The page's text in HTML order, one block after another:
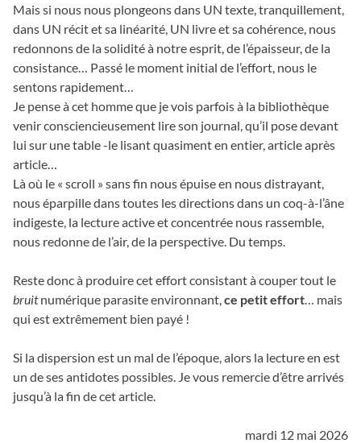
Mais si nous nous plongeons dans UN texte, tranquillement,
dans UN récit et sa linéarité, UN livre et sa cohérence, nous
redonnons de la solidité à notre esprit, de l’épaisseur, de la
consistance… Passé le moment initial de l’effort, nous le
sentons rapidement…
Je pense à cet homme que je vois parfois à la bibliothèque
venir consciencieusement lire son journal, qu’il pose devant
lui sur une table -le lisant quasiment en entier, article après
article…
Là où le « scroll » sans fin nous épuise en nous distrayant,
nous éparpille dans toutes les directions dans un coq-à-l’âne
indigeste, la lecture active et concentrée nous rassemble,
nous redonne de l’air, de la perspective. Du temps.
Reste donc à produire cet effort consistant à couper tout le
bruitnumérique parasite environnant,ce petit effort… mais
qui est extrêmement bien payé !
Si la dispersion est un mal de l’époque, alors la lecture en est
un de ses antidotes possibles. Je vous remercie d’être arrivés
jusqu’à la fin de cet article.
mardi 12 mai 2026